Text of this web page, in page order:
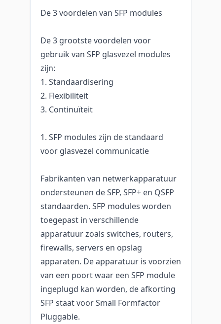
De 3 voordelen van SFP modules
De 3 grootste voordelen voor
gebruik van SFP glasvezel modules
zijn:
1. Standaardisering
2. Flexibiliteit
3. Continuïteit
1. SFP modules zijn de standaard
voor glasvezel communicatie
Fabrikanten van netwerkapparatuur
ondersteunen de SFP, SFP+ en QSFP
standaarden. SFP modules worden
toegepast in verschillende
apparatuur zoals switches, routers,
firewalls, servers en opslag
apparaten. De apparatuur is voorzien
van een poort waar een SFP module
ingeplugd kan worden, de afkorting
SFP staat voor Small Formfactor
Pluggable.